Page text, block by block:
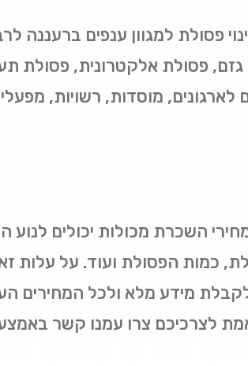
פסולת למגוון ענפים ברעננה
גזם, פסולת אלקטרונית, פסולת
מוסדות, רשויות,
כמות הפסולת ועוד. על עלות
לקבלת מידע מלא ולכל המחירים
לצרכיכם צרו עמנו קשר